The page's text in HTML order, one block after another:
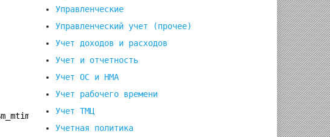
Управленческие
Управленческий учет (прочее)
Учет доходов и расходов
Учет и отчетность
Учет ОС и НМА
Учет рабочего времени
Учет ТМЦ
Учетная политика